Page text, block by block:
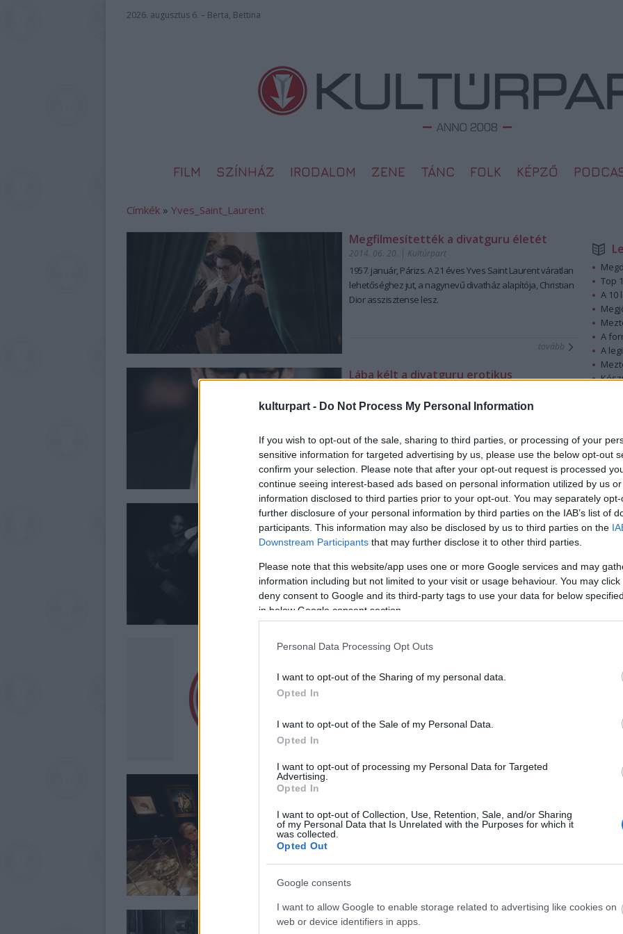
kulturpart - Do Not Process My Personal Information
If you wish to opt-out of the sale, sharing to third parties, or processing of your
sensitive information for targeted advertising by us, please use the below opt-out
confirm your selection. Please note that after your opt-out request is processed
continue seeing interest-based ads based on personal information utilized by us
information disclosed to third parties prior to your opt-out. You may separately
further disclosure of your personal information by third parties on the IAB’s list of
participants. This information may also be disclosed by us to third parties on the
Downstream Participants that may further disclose it to other third parties.
Please note that this website/app uses one or more Google services and may
information including but not limited to your visit or usage behaviour. You may
deny consent to Google and its third-party tags to use your data for below
in below Google consent section.
Personal Data Processing Opt Outs
I want to opt-out of the Sharing of my personal data.
Opted In
I want to opt-out of the Sale of my Personal Data.
Opted In
I want to opt-out of processing my Personal Data for Targeted
Advertising.
Opted In
I want to opt-out of Collection, Use, Retention, Sale, and/or Sharing
of my Personal Data that Is Unrelated with the Purposes for which it
was collected.
Opted Out
Google consents
I want to allow Google to enable storage related to advertising like cookies on
web or device identifiers in apps.
2026. augusztus 6. – Berta, Bettina
FILM SZÍNHÁZ IRODALOM ZENE TÁNC FOLK KÉPZŐ
Címkék » Yves_Saint_Laurent
Megfilmesítették a divatguru életét
2014. 06. 20. | Kultúrpart
1957. január, Párizs.A 21 évesYves Saint Laurentváratlan
lehetőséghez jut, a nagynevű divatház alapítója, Christian
Dior asszisztense lesz.
tovább
Lába kélt a divatguru erotikus
2012. 10. 09.|Kultúrpart
ellopták, elajándékozták vagy megvették. Mindenki mást
mond, a tettes ismeretlen, de egy biztos: a volt szerető
körül áll a bál.
tovább
Aktot rajzolt Freddy Mercuryról a meleg
divattervező
2010. 02. 19.|Kultúrpart
mutatott rajzait, köztük egy Freddie Mercury-aktot, közölt
lapjain a német art magazin.
Titokzatos fekete jacht kószál a volt
2009. 07. 20.|Kultúrpart
mentén a déli szigetek környékén. Az emberek szájtátva
2009. 01. 31. Kultúrpart
Yves Saint Laurent francia divattervező, szenvedélyes
olyan alkotások szerepelnek benne, mint Picasso,
Egymásnak esett a két bombázó
| Kultúrpart
Top
A 10
A
A